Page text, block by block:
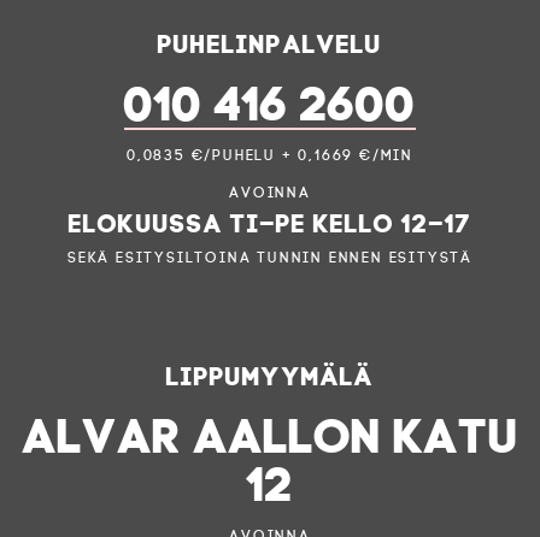
Puhelinpalvelu
010 416 2600
0,0835 €/puhelu + 0,1669 €/min
Avoinna
elokuussa ti–pe kello 12–17
sekä esitysiltoina tunnin ennen esitystä
Lippumyymälä
ALVAR AALLON KATU
12